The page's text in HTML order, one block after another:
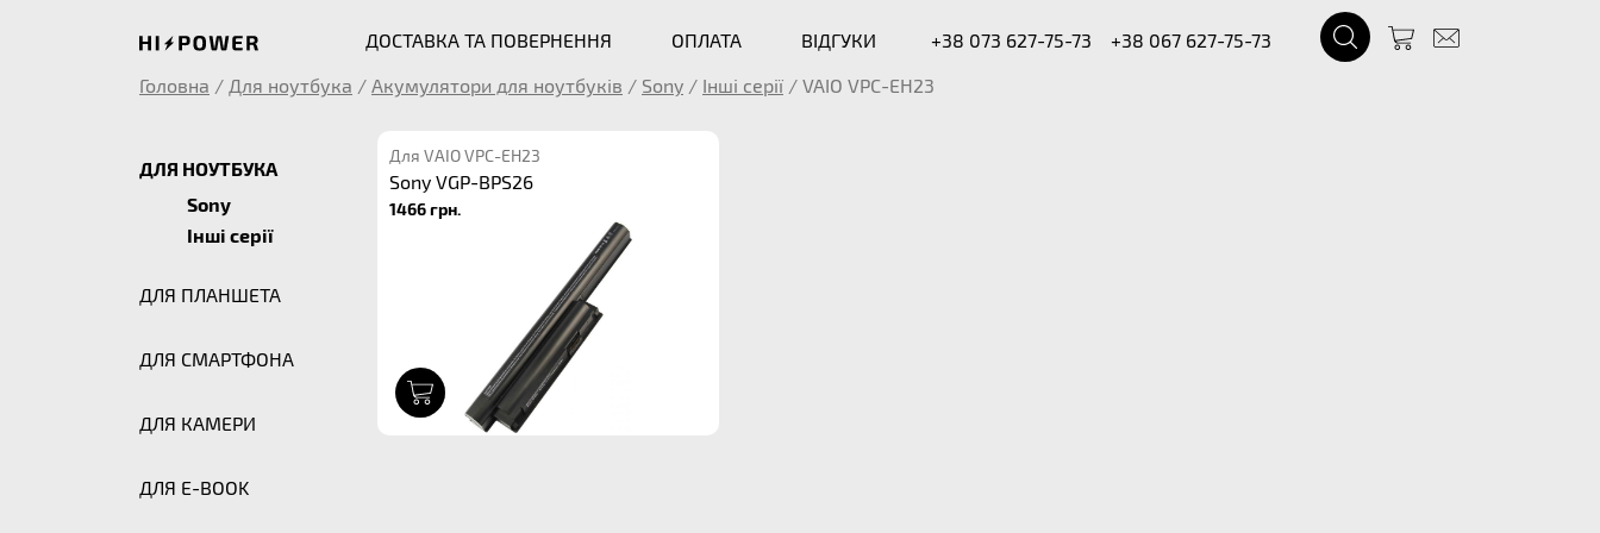
ДОСТАВКА ТА ПОВЕРНЕННЯ ОПЛАТА ВІДГУКИ +38 073 627-75-73
+38 067 627-75-73
Головна / Для ноутбука / Акумулятори для ноутбуків / Sony / Інші серії / VAIO VPC-EH23
ДЛЯ НОУТБУКА
Sony
Інші серії
ДЛЯ ПЛАНШЕТА
ДЛЯ СМАРТФОНА
ДЛЯ КАМЕРИ
ДЛЯ E-BOOK
Для VAIO VPC-EH23
Sony VGP-BPS26
1466 грн.